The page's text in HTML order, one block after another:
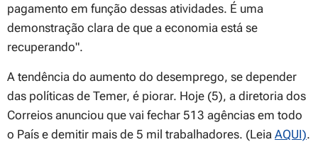
pagamento em função dessas atividades. É uma
demonstração clara de que a economia está se
recuperando".
A tendência do aumento do desemprego, se depender
das políticas de Temer, é piorar. Hoje (5), a diretoria dos
Correios anunciou que vai fechar 513 agências em todo
o País e demitir mais de 5 mil trabalhadores. (Leia AQUI).